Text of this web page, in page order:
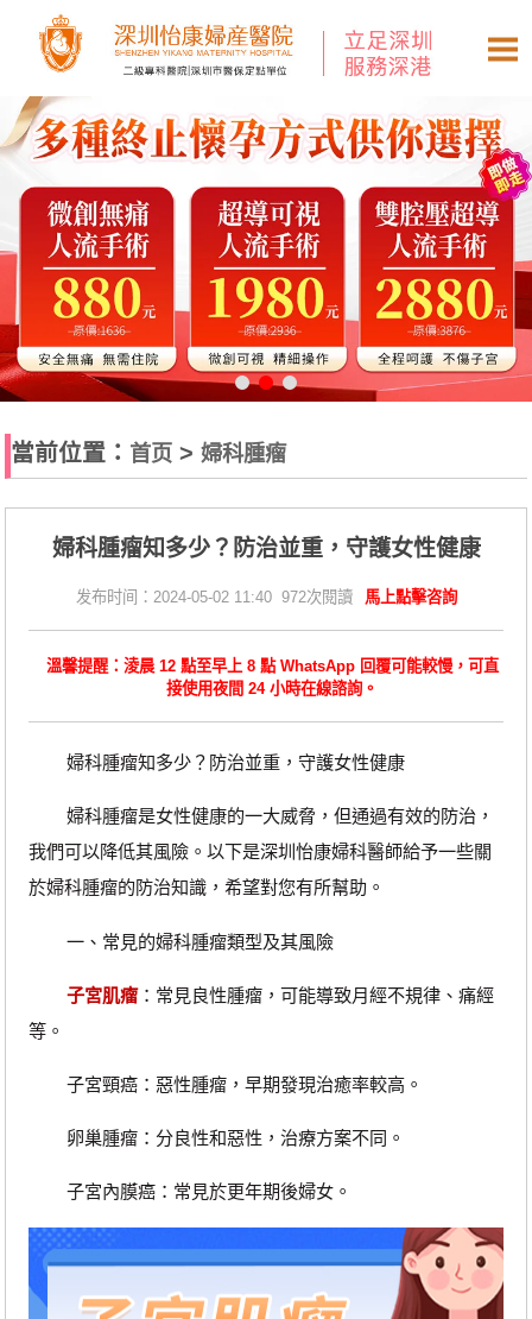
當前位置： 首页 >婦科腫瘤
​婦科腫瘤知多少？防治並重，守護女性健康
发布时间：2024-05-02 11:40 972次閱讀 馬上點擊咨詢
溫馨提醒：淩晨 12 點至早上 8 點 WhatsApp 回覆可能較慢，可直
接使用夜間 24 小時在線諮詢。
婦科腫瘤知多少？防治並重，守護女性健康
婦科腫瘤是女性健康的一大威脅，但通過有效的防治，
我們可以降低其風險。以下是深圳怡康婦科醫師給予一些關
於婦科腫瘤的防治知識，希望對您有所幫助。
一、常見的婦科腫瘤類型及其風險
子宮肌瘤：常見良性腫瘤，可能導致月經不規律、痛經
等。
子宮頸癌：惡性腫瘤，早期發現治癒率較高。
卵巢腫瘤：分良性和惡性，治療方案不同。
子宮內膜癌：常見於更年期後婦女。